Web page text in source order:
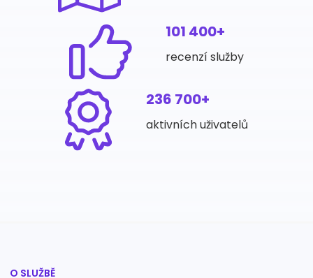
101 400+
recenzí služby
236 700+
aktivních uživatelů
O SLUŽBĚ